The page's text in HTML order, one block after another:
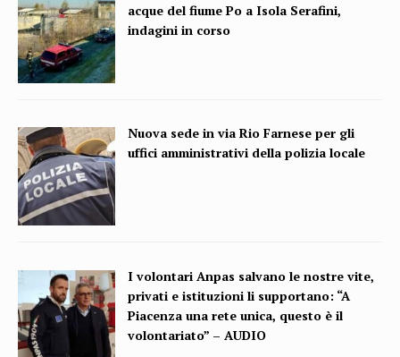
acque del fiume Po a Isola Serafini,
indagini in corso
Nuova sede in via Rio Farnese per gli
uffici amministrativi della polizia locale
I volontari Anpas salvano le nostre vite,
privati e istituzioni li supportano: “A
Piacenza una rete unica, questo è il
volontariato” – AUDIO